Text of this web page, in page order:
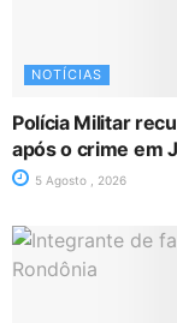
NOTÍCIAS
Polícia Militar
após o crime em
5 Agosto , 2026